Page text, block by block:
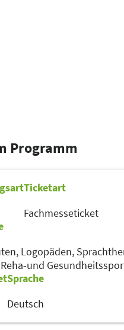
Programm
Ticketart
Fachmesseticket
Logopäden,
und
Sprache
Deutsch